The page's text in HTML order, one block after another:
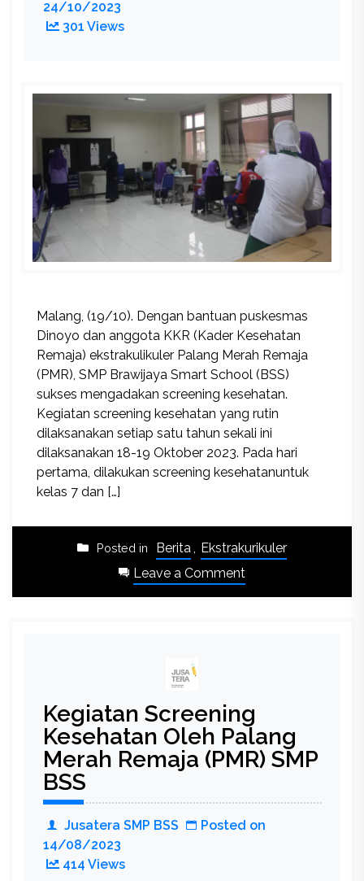
24/10/2023
301 Views
Malang, (19/10). Dengan bantuan puskesmas
Dinoyo dan anggota KKR (Kader Kesehatan
Remaja) ekstrakulikuler Palang Merah Remaja
(PMR), SMP Brawijaya Smart School (BSS)
sukses mengadakan screening kesehatan.
Kegiatan screening kesehatan yang rutin
dilaksanakan setiap satu tahun sekali ini
dilaksanakan 18-19 Oktober 2023. Pada hari
pertama, dilakukan screening kesehatanuntuk
kelas 7 dan […]
Posted in Berita, Ekstrakurikuler
Leave a Comment
Kegiatan Screening
Kesehatan Oleh Palang
Merah Remaja (PMR) SMP
BSS
Jusatera SMP BSS
Posted on
14/08/2023
414 Views